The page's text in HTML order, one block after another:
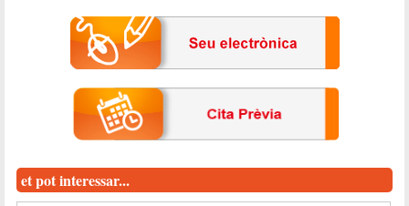
et pot interessar...